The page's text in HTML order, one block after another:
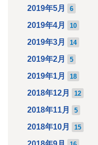
2019年5月 6
2019年4月 10
2019年3月 14
2019年2月 5
2019年1月 18
2018年12月 12
2018年11月 5
2018年10月 15